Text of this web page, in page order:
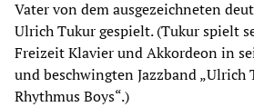
Vater von dem ausgezeichneten
Ulrich Tukur gespielt. (Tukur spielt
Freizeit Klavier und Akkordeon in
und beschwingten Jazzband „Ulrich
Rhythmus Boys“.)